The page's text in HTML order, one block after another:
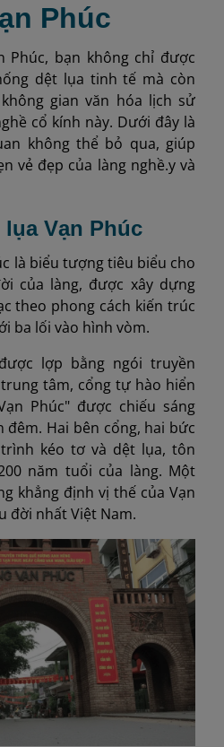
Phúc
Phúc, bạn không chỉ được
dệt lụa tinh tế mà còn
gian văn hóa lịch sử
cổ kính này. Dưới đây là
không thể bỏ qua, giúp
vẻ đẹp của làng nghề.y và
Vạn Phúc
là biểu tượng tiêu biểu cho
của làng, được xây dựng
theo phong cách kiến trúc
ba lối vào hình vòm.
lợp bằng ngói truyền
tâm, cổng tự hào hiển
Phúc" được chiếu sáng
đêm. Hai bên cổng, hai bức
kéo tơ và dệt lụa, tôn
năm tuổi của làng. Một
khẳng định vị thế của Vạn
đời nhất Việt Nam.